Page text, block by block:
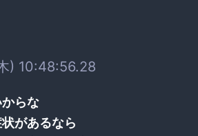
) 10:48:56.28
らな
があるなら